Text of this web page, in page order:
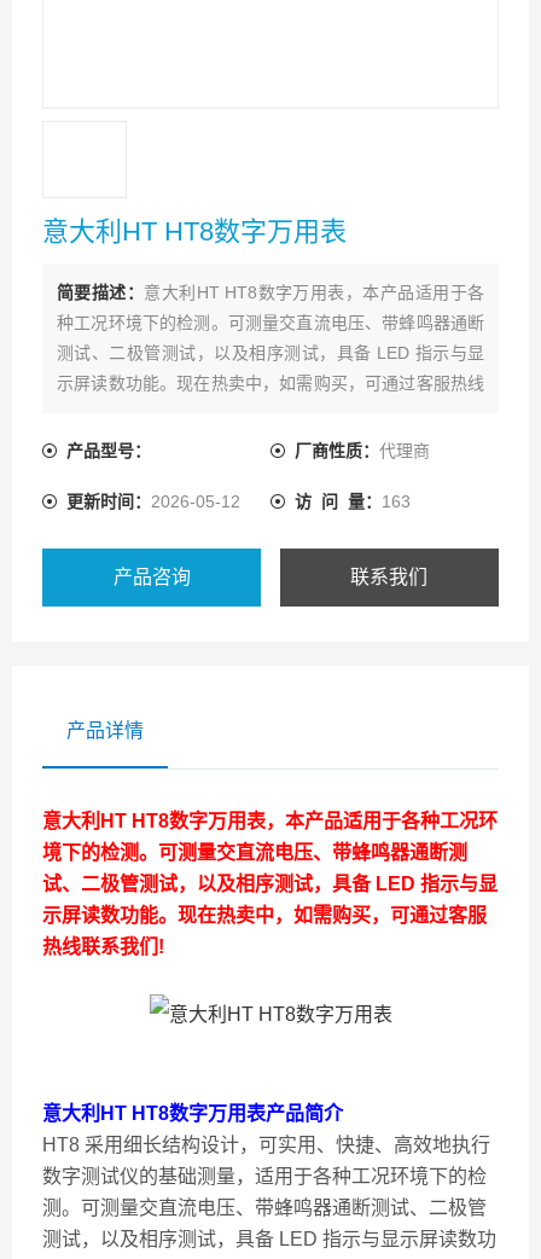
意大利HT HT8数字万用表
简要描述： 意大利HT HT8数字万用表，本产品适用于各
种工况环境下的检测。可测量交直流电压、带蜂鸣器通断
测试、二极管测试，以及相序测试，具备 LED 指示与显
示屏读数功能。现在热卖中，如需购买，可通过客服热线
产品型号：
厂商性质： 代理商
更新时间： 2026-05-12 访 问 量： 163
产品咨询 联系我们
产品详情
意大利HT HT8数字万用表，本产品适用于各种工况环
境下的检测。可测量交直流电压、带蜂鸣器通断测
试、二极管测试，以及相序测试，具备 LED 指示与显
示屏读数功能。现在热卖中，如需购买，可通过客服
热线联系我们!
意大利HT HT8数字万用表产品简介
HT8 采用细长结构设计，可实用、快捷、高效地执行
数字测试仪的基础测量，适用于各种工况环境下的检
测。可测量交直流电压、带蜂鸣器通断测试、二极管
测试，以及相序测试，具备 LED 指示与显示屏读数功